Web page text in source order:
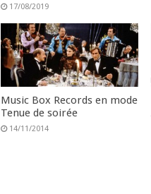
17/08/2019
Music Box Records en mode
Tenue de soirée
14/11/2014